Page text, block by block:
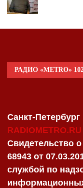
РАДИО «METRO»
Санкт-
RADIOMETRO.RU
Свидетельство
68943 от
службой по